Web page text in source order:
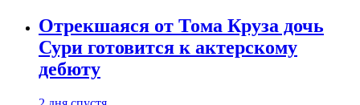
Отрекшаяся от Тома Круза дочь
Сури готовится к актерскому
дебюту